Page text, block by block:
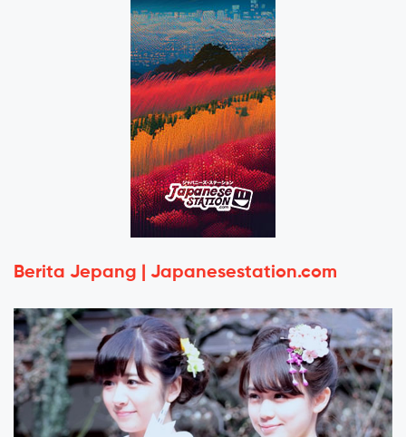
Berita Jepang | Japanesestation.com